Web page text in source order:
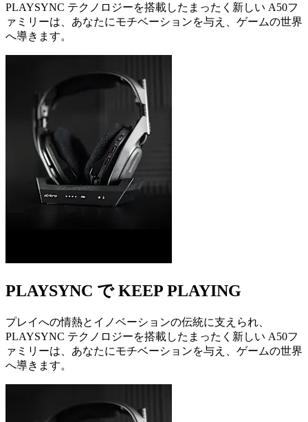
PLAYSYNC テクノロジーを搭載したまったく新しい A50フ
ァミリーは、あなたにモチベーションを与え、ゲームの世界
へ導きます。
PLAYSYNC で KEEP PLAYING
プレイへの情熱とイノベーションの伝統に支えられ、
PLAYSYNC テクノロジーを搭載したまったく新しい A50フ
ァミリーは、あなたにモチベーションを与え、ゲームの世界
へ導きます。